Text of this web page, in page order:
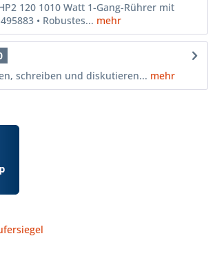
120 1010 Watt 1-Gang-Rührer mit
• Robustes... mehr
schreiben und diskutieren... mehr